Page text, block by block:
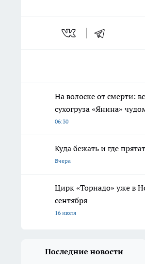
На волоске от смерти:
сухогруза «Янина»
06:30
Куда бежать и где
Вчера
Цирк «Торнадо» уже в
сентября
16 июля
Последние новости